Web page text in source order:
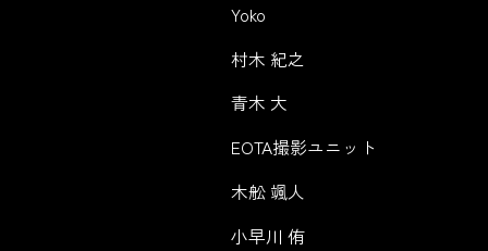
Yoko
村木 紀之
青木 大
EOTA撮影ユニット
木舩 颯人
小早川 侑